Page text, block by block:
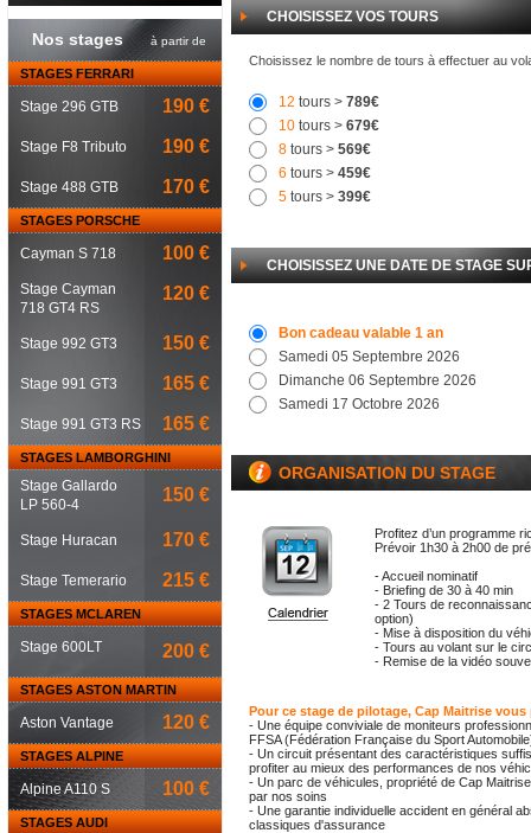
Nos stages à partir de
STAGES FERRARI
Stage 296 GTB 190 €
Stage F8 Tributo 190 €
Stage 488 GTB 170 €
STAGES PORSCHE
Cayman S 718 100 €
Stage Cayman
718 GT4 RS
120 €
Stage 992 GT3 150 €
Stage 991 GT3 165 €
Stage 991 GT3 RS 165 €
STAGES LAMBORGHINI
Stage Gallardo
LP 560-4
150 €
Stage Huracan 170 €
Stage Temerario 215 €
STAGES MCLAREN
Stage 600LT 200 €
STAGES ASTON MARTIN
Aston Vantage 120 €
STAGES ALPINE
Alpine A110 S 100 €
STAGES AUDI
CHOISISSEZ VOS TOURS
Choisissez le nombre de tours à effectuer au
12 tours > 789€
10 tours > 679€
8 tours > 569€
6 tours > 459€
5 tours > 399€
CHOISISSEZ UNE DATE DE STAGE
Bon cadeau valable 1 an
Samedi 05 Septembre 2026
Dimanche 06 Septembre 2026
Samedi 17 Octobre 2026
ORGANISATION DU STAGE
Profitez d’un programme
Prévoir 1h30 à 2h00 de
- Accueil nominatif
- Briefing de 30 à 40 min
- 2 Tours de
option)
- Mise à disposition du
- Tours au volant sur le
- Remise de la vidéo
Pour ce stage de pilotage, Cap Maitrise
- Une équipe conviviale de moniteurs
FFSA (Fédération Française du Sport
- Un circuit présentant des caractéristiques
profiter au mieux des performances de nos
- Un parc de véhicules, propriété de Cap
par nos soins
- Une garantie individuelle accident en général
classiques d'assurance